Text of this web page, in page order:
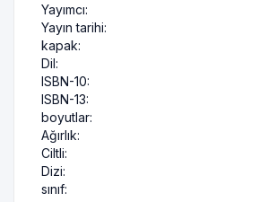
Yayımcı:
Yayın tarihi:
kapak:
Dil:
ISBN-10:
ISBN-13:
boyutlar:
Ağırlık:
Ciltli:
Dizi:
sınıf: